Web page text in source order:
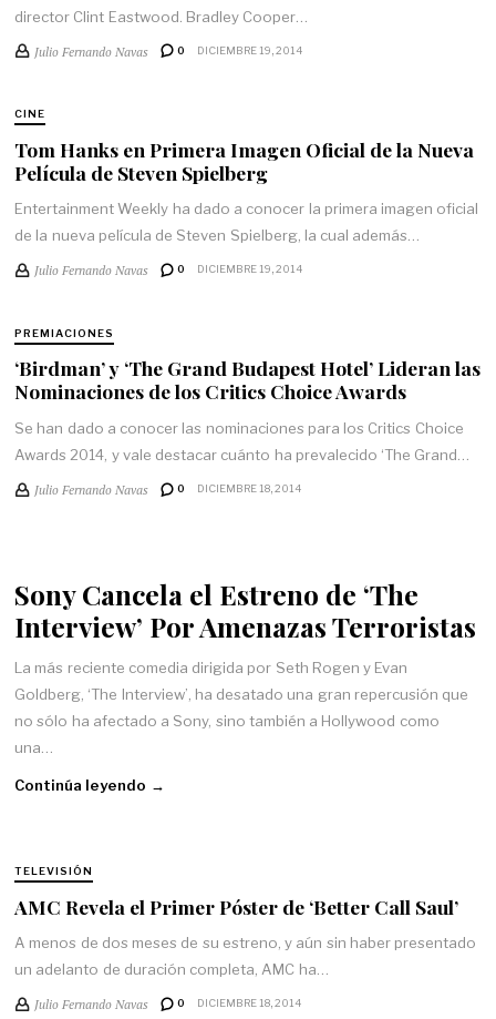
director Clint Eastwood. Bradley Cooper…
Julio Fernando Navas 0 DICIEMBRE 19, 2014
CINE
Tom Hanks en Primera Imagen Oficial de la Nueva
Película de Steven Spielberg
Entertainment Weekly ha dado a conocer la primera imagen oficial
de la nueva película de Steven Spielberg, la cual además…
Julio Fernando Navas 0 DICIEMBRE 19, 2014
PREMIACIONES
‘Birdman’ y ‘The Grand Budapest Hotel’ Lideran las
Nominaciones de los Critics Choice Awards
Se han dado a conocer las nominaciones para los Critics Choice
Awards 2014, y vale destacar cuánto ha prevalecido ‘The Grand…
Julio Fernando Navas 0 DICIEMBRE 18, 2014
Sony Cancela el Estreno de ‘The
Interview’ Por Amenazas Terroristas
La más reciente comedia dirigida por Seth Rogen y Evan
Goldberg, ‘The Interview’, ha desatado una gran repercusión que
no sólo ha afectado a Sony, sino también a Hollywood como
una…
Continúa leyendo →
TELEVISIÓN
AMC Revela el Primer Póster de ‘Better Call Saul’
A menos de dos meses de su estreno, y aún sin haber presentado
un adelanto de duración completa, AMC ha…
Julio Fernando Navas 0 DICIEMBRE 18, 2014